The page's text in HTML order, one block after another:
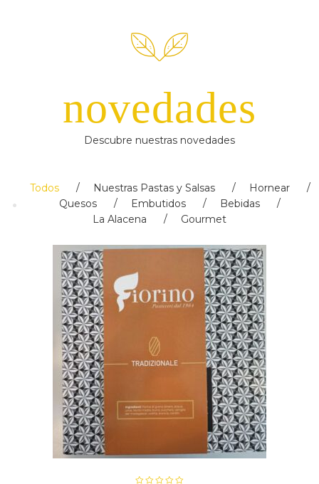
novedades
Descubre nuestras novedades
Todos Nuestras Pastas y Salsas
Hornear
Quesos
Embutidos
Bebidas
La Alacena
Gourmet